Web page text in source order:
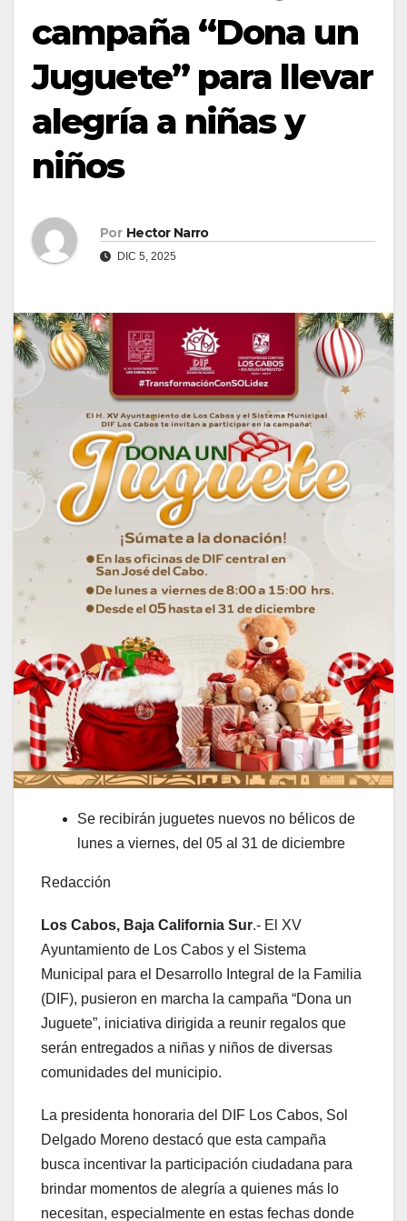
campaña “Dona un
Juguete” para llevar
alegría a niñas y
niños
Por Hector Narro
DIC 5, 2025
Se recibirán juguetes nuevos no bélicos de
lunes a viernes, del 05 al 31 de diciembre
Redacción
Los Cabos, Baja California Sur.- El XV
Ayuntamiento de Los Cabos y el Sistema
Municipal para el Desarrollo Integral de la Familia
(DIF), pusieron en marcha la campaña “Dona un
Juguete”, iniciativa dirigida a reunir regalos que
serán entregados a niñas y niños de diversas
comunidades del municipio.
La presidenta honoraria del DIF Los Cabos, Sol
Delgado Moreno destacó que esta campaña
busca incentivar la participación ciudadana para
brindar momentos de alegría a quienes más lo
necesitan, especialmente en estas fechas donde